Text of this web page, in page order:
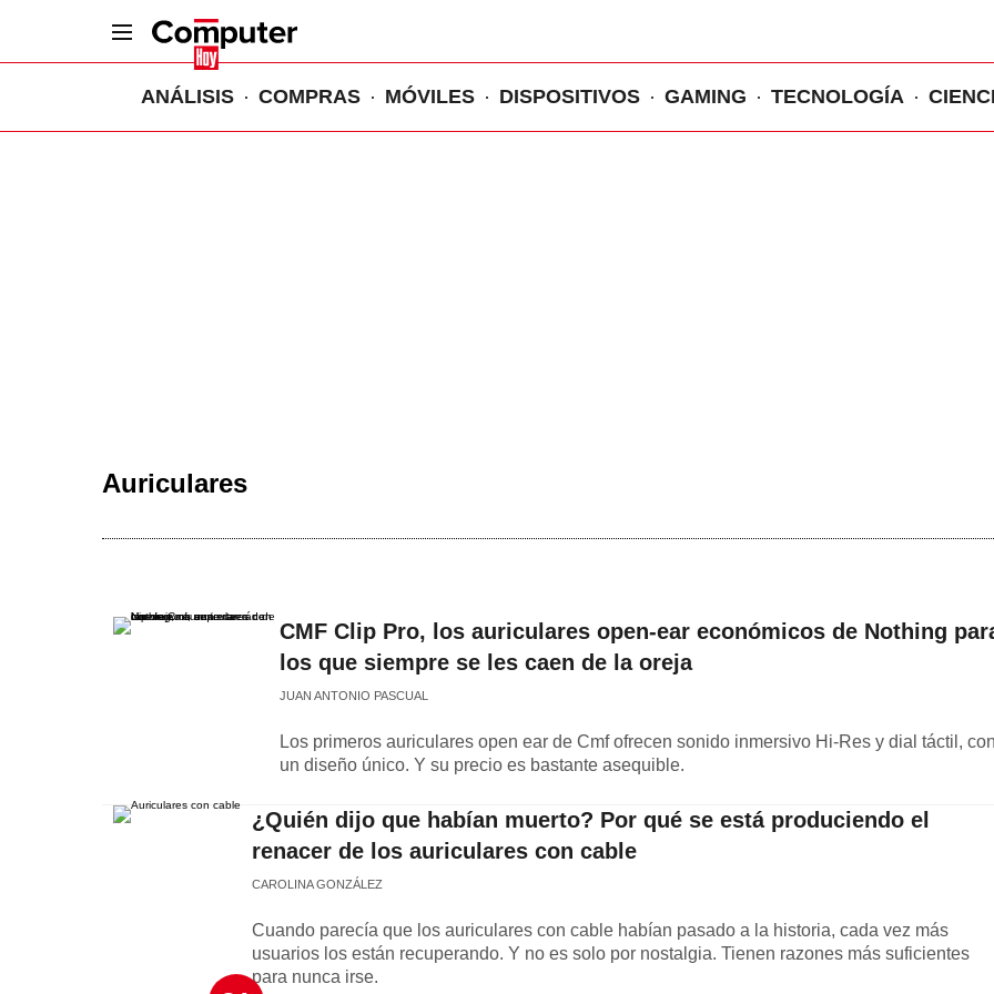
ANÁLISIS COMPRAS MÓVILES DISPOSITIVOS GAMING TECNOLOGÍA
Auriculares
CMF Clip Pro, los auriculares open-ear económicos de Nothing
los que siempre se les caen de la oreja
JUAN ANTONIO PASCUAL
Los primeros auriculares open ear de Cmf ofrecen sonido inmersivo Hi-Res y dial táctil,
un diseño único. Y su precio es bastante asequible.
¿Quién dijo que habían muerto? Por qué se está produciendo el
renacer de los auriculares con cable
CAROLINA GONZÁLEZ
Cuando parecía que los auriculares con cable habían pasado a la historia, cada vez más
usuarios los están recuperando. Y no es solo por nostalgia. Tienen razones más suficientes
para nunca irse.